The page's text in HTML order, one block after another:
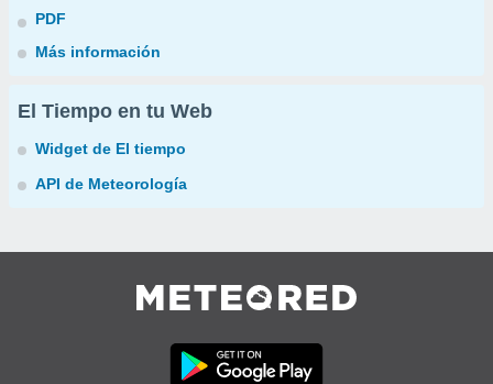
PDF
Más información
El Tiempo en tu Web
Widget de El tiempo
API de Meteorología